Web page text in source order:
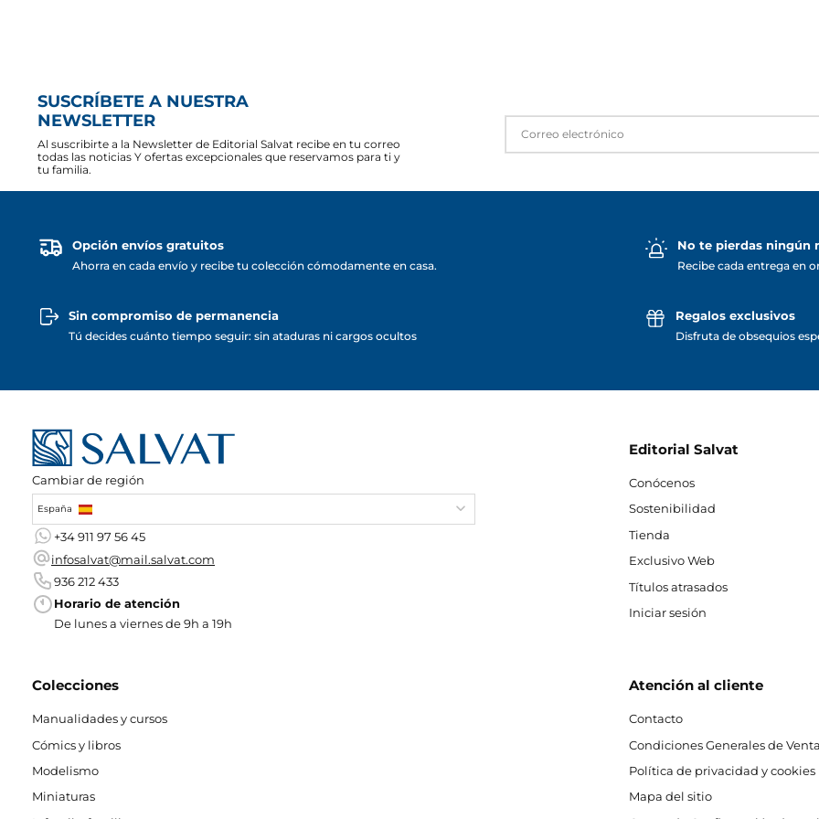
SUSCRÍBETE A NUESTRA
NEWSLETTER
Al suscribirte a la Newsletter de Editorial Salvat recibe en tu correo
todas las noticias Y ofertas excepcionales que reservamos para ti y
tu familia.
Opción envíos gratuitos
Ahorra en cada envío y recibe tu colección cómodamente en casa.
No te pierdas ningún
Recibe cada entrega en
Sin compromiso de permanencia
Tú decides cuánto tiempo seguir: sin ataduras ni cargos ocultos
Regalos exclusivos
Disfruta de obsequios
Cambiar de región
España
+34 911 97 56 45
infosalvat@mail.salvat.com
936 212 433
Horario de atención
De lunes a viernes de 9h a 19h
Editorial Salvat
Conócenos
Sostenibilidad
Tienda
Exclusivo Web
Títulos atrasados
Iniciar sesión
Colecciones
Manualidades y cursos
Cómics y libros
Modelismo
Miniaturas
Atención al cliente
Contacto
Condiciones Generales de
Política de privacidad y cookies
Mapa del sitio